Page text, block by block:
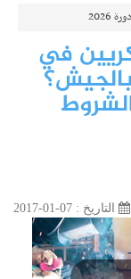
في
التاريخ : 07-01-2017